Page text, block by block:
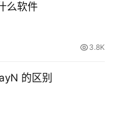
么软件
3.8K
的区别